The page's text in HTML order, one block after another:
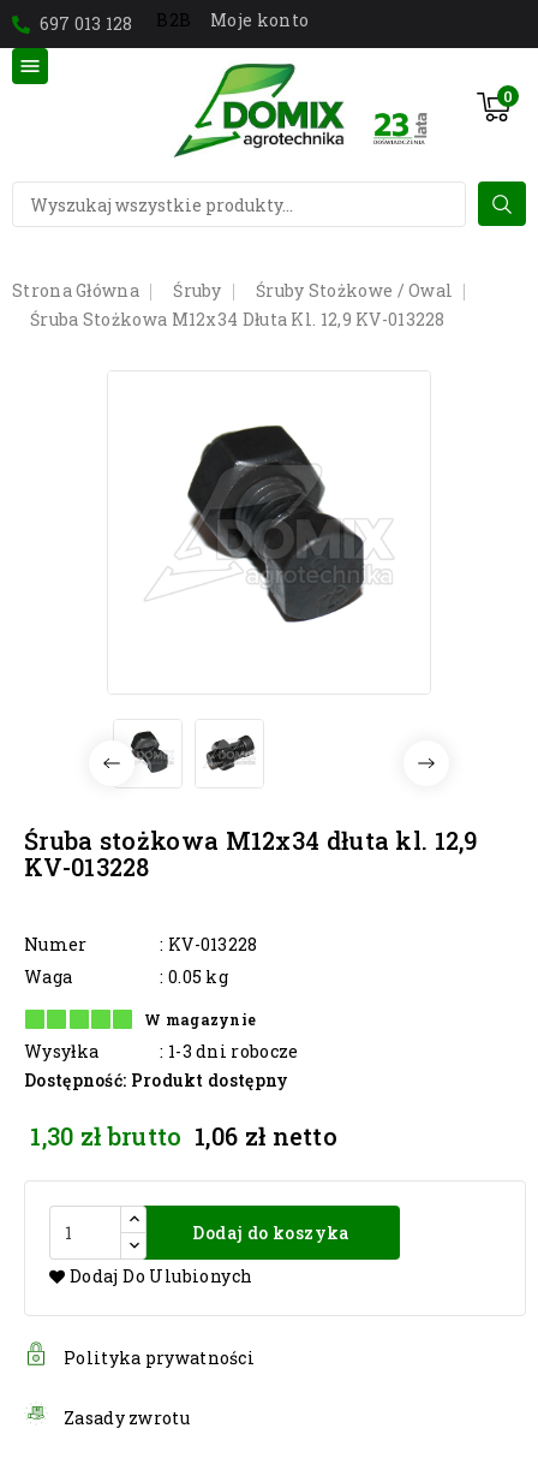
697 013 128 B2B Moje konto
0

Strona Główna Śruby
Śruby Stożkowe / Owal
Śruba Stożkowa M12x34 Dłuta Kl. 12,9 KV-013228
Śruba stożkowa M12x34 dłuta kl. 12,9
KV-013228
Numer
: KV-013228
Waga
: 0.05 kg
W magazynie
Wysyłka
: 1-3 dni robocze
Dostępność: Produkt dostępny
1,30 zł brutto 1,06 zł netto
Dodaj do koszyka
Dodaj Do Ulubionych
Polityka prywatności
Zasady zwrotu